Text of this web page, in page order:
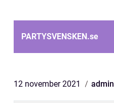
PARTYSVENSKEN.se
12 november 2021 admin